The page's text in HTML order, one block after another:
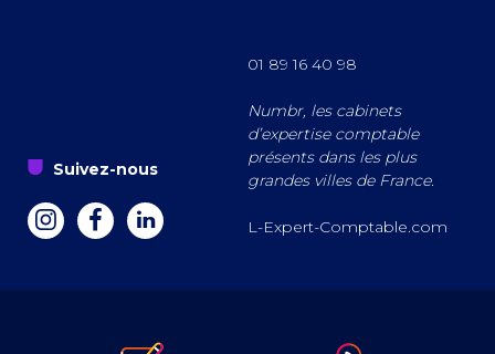
s Suivez-nous
a z e
01 89 16 40 98
Numbr, les cabinets
d’expertise comptable
présents dans les plus
grandes villes de France.
L-Expert-Comptable.com